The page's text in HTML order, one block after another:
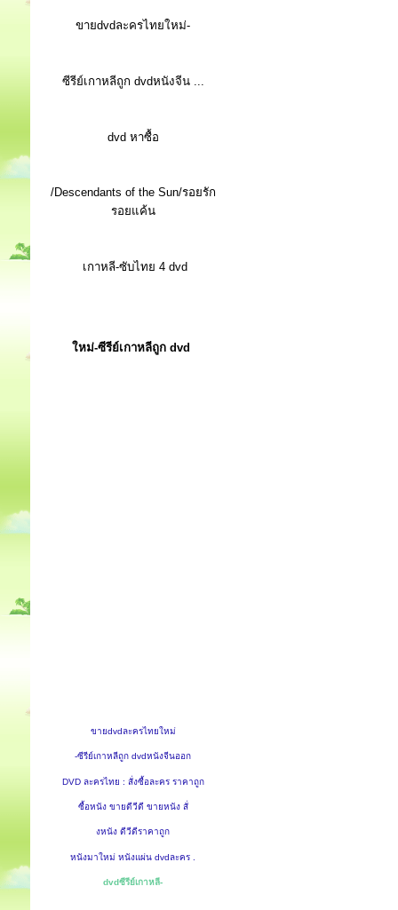
ขายdvdละครไทยใหม่-
ซีรีย์เกาหลีถูก dvdหนังจีน ...
dvd หาซื้อ
/Descendants of the Sun/รอยรัก
รอยแค้น
เกาหลี-ซับไทย 4 dvd
ใหม่-ซีรีย์เกาหลีถูก dvd
ขายdvdละครไทยใหม่
-ซีรีย์เกาหลีถูก dvdหนังจีนออก
DVD ละครไทย : สั่งซื้อละคร ราคาถูก
ซื้อหนัง ขายดีวีดี ขายหนัง สั่
งหนัง ดีวีดีราคาถูก
หนังมาใหม่ หนังแผ่น dvdละคร .
dvdซีรีย์เกาหลี-